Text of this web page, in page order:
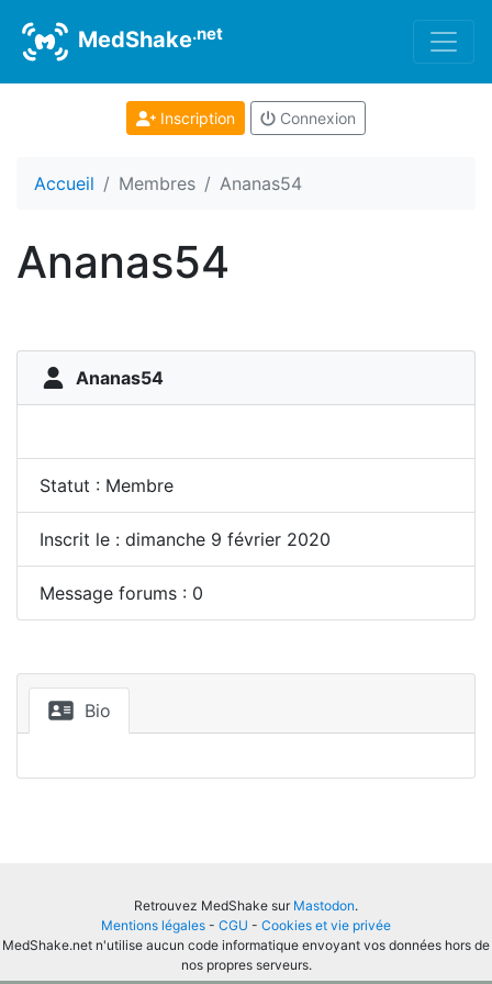
MedShake.net
Inscription Connexion
Accueil Membres Ananas54
Ananas54
Ananas54
Statut : Membre
Inscrit le : dimanche 9 février 2020
Message forums : 0
Bio
Retrouvez MedShake sur Mastodon.
Mentions légales - CGU - Cookies et vie privée
MedShake.net n'utilise aucun code informatique envoyant vos données hors de
nos propres serveurs.